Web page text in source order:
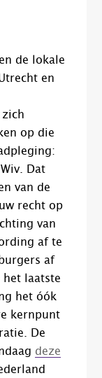
de lokale
en
op die
:
Dat
van de
recht op
van
af te
af
laatste
het óók
kernpunt
De
deze